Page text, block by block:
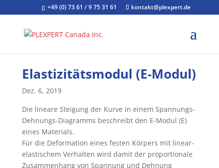
+49 (0) 73 61 / 9 75 31 61 kontakt@plexpert.de
Elastizitätsmodul (E-Modul)
Dez. 6, 2019
Die lineare Steigung der Kurve in einem Spannungs-
Dehnungs-Diagramms beschreibt den E-Modul (E)
eines Materials.
Für die Deformation eines festen Körpers mit linear-
elastischem Verhalten wird damit der proportionale
Zusammenhang von Spannung und Dehnung